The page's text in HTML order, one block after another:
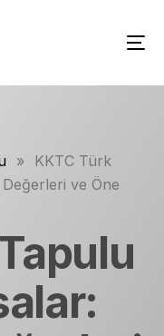
»
KKTC Türk
ve Öne